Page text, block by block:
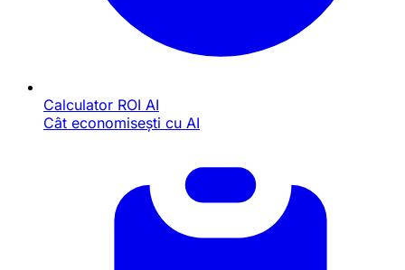
Calculator ROI AI
Cât economisești cu AI